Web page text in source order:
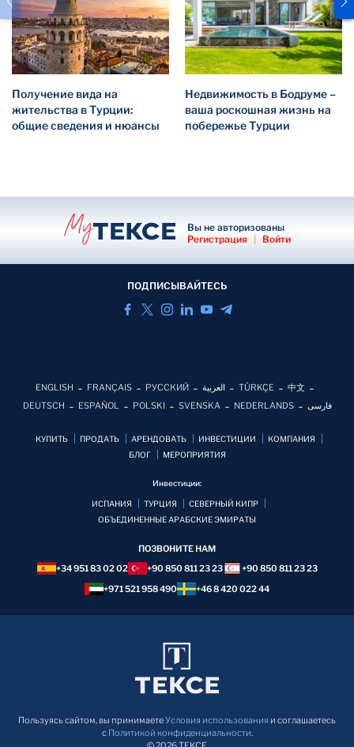
Получение вида на
жительства в Турции:
общие сведения и нюансы
Недвижимость в Бодруме –
ваша роскошная жизнь на
побережье Турции
Вы не авторизованы
Регистрация
Войти
ПОДПИСЫВАЙТЕСЬ
ENGLISH FRANÇAIS РУССКИЙ العربية TÜRKÇE
中文
DEUTSCH
ESPAÑOL POLSKI SVENSKA NEDERLANDS فارسی
КУПИТЬ ПРОДАТЬ АРЕНДОВАТЬ ИНВЕСТИЦИИ
КОМПАНИЯ
БЛОГ
MЕРОПРИЯТИЯ
Инвестиции:
ИСПАНИЯ ТУРЦИЯ
СЕВЕРНЫЙ КИПР
ОБЪЕДИНЕННЫЕ АРАБСКИЕ ЭМИРАТЫ
ПОЗВОНИТЕ НАМ
+34 951 83 02 02
+90 850 811 23 23
+90 850 811 23 23
+971 521 958 490
+46 8 420 022 44
Пользуясь сайтом, вы принимаетеУсловия использования и соглашаетесь
с Политикой конфиденциальности.